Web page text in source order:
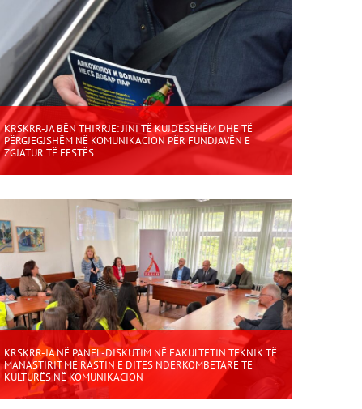
KRSKRR-JA BËN THIRRJE: JINI TË KUJDESSHËM DHE TË
PËRGJEGJSHËM NË KOMUNIKACION PËR FUNDJAVËN E
ZGJATUR TË FESTËS
KRSKRR-JA NË PANEL-DISKUTIM NË FAKULTETIN TEKNIK TË
MANASTIRIT ME RASTIN E DITËS NDËRKOMBËTARE TË
KULTURËS NË KOMUNIKACION